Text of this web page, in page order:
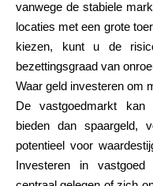
vanwege de stabiele
locaties met een grote
kiezen, kunt u de
bezettingsgraad van
Waar geld investeren om
De vastgoedmarkt kan
bieden dan spaargeld,
potentieel voor
Investeren in vastgoed